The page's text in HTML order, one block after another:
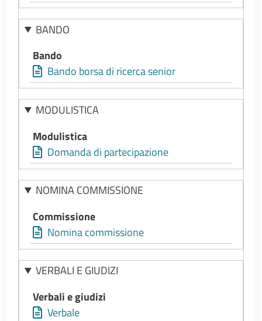
BANDO
Bando
Bando borsa di ricerca senior
MODULISTICA
Modulistica
Domanda di partecipazione
NOMINA COMMISSIONE
Commissione
Nomina commissione
VERBALI E GIUDIZI
Verbali e giudizi
Verbale